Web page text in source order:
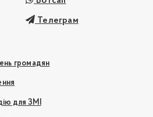
Телеграм
громадян
для ЗМІ